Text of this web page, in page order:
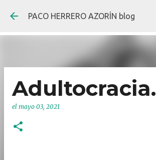
Ir al contenido principal
PACO HERRERO AZORÍN blog
Adultocracia.
el mayo 03, 2021